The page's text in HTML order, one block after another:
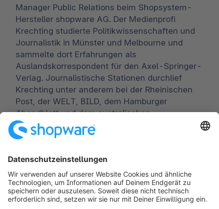
Manager Public Relations beim Shopsystem-
Hersteller shopware AG. Der Medienprofi
Krechting studierte Politikwissenschaften und
Journalistik in Münster und Melbourne und
sammelte dort Erfahrungen als
Auslandskorrespondent für den Axel-Springer-
Verlag. Journalistische Stationen durchlief
Krechting unter anderem bei der Rheinischen
Post, der WELT, BILD, dem Hamburger
Abendblatt und dem australischen
Wirtschaftsportal theaustralian.com.
Worldwide:00 800 746 7626 0
Fax:+49 (0) 2555 92885-99
Für Presseverteiler anmelden: